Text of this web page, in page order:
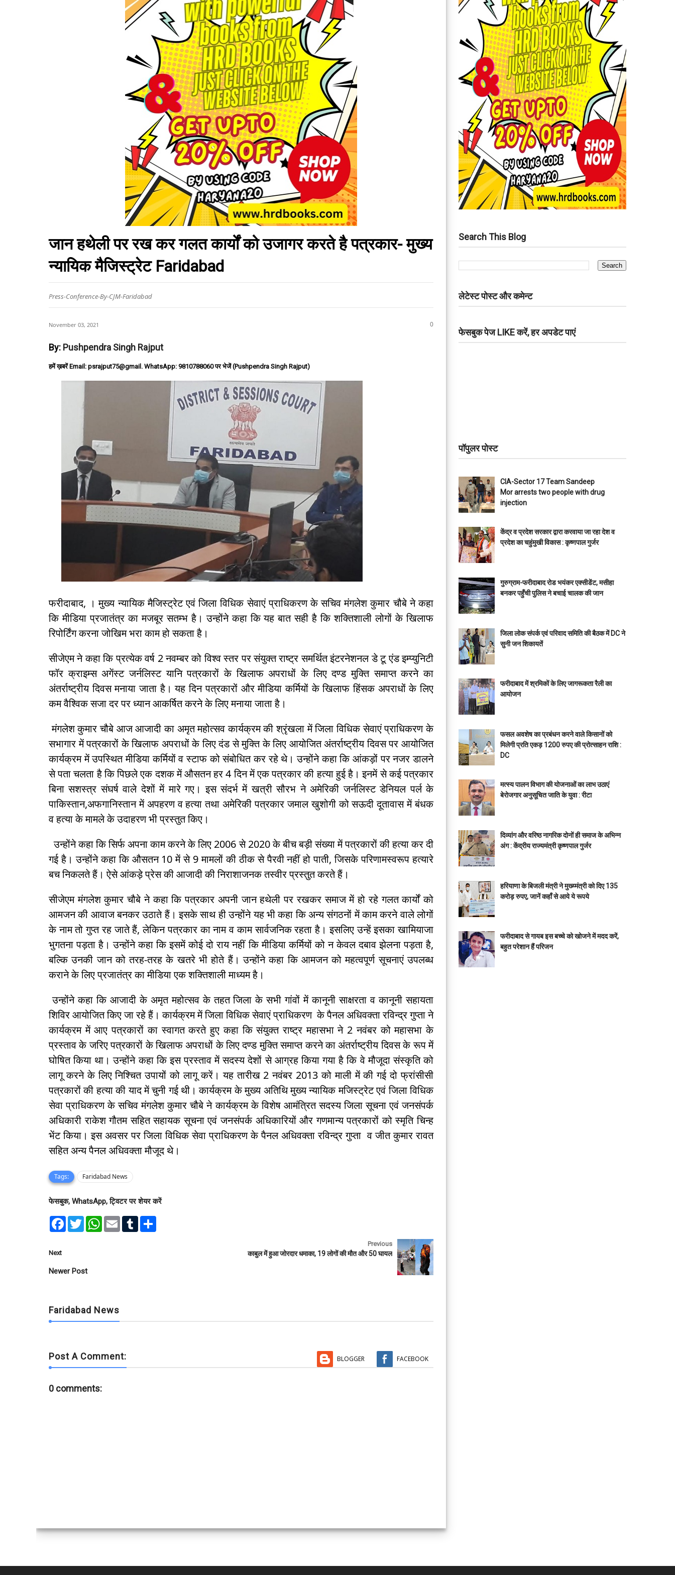
जान हथेली पर रख कर गलत कार्यों को उजागर करते है पत्रकार- मुख्य
न्यायिक मैजिस्ट्रेट Faridabad
Press-Conference-By-CJM-Faridabad
November 03, 2021 0
By: Pushpendra Singh Rajput
हमें ख़बरें Email: psrajput75@gmail. WhatsApp: 9810788060 पर भेजें (Pushpendra Singh Rajput)
फरीदाबाद, । मुख्य न्यायिक मैजिस्ट्रेट एवं जिला विधिक सेवाएं प्राधिकरण के सचिव मंगलेश कुमार चौबे ने कहा
कि मीडिया प्रजातंत्र का मजबूर सतम्भ है। उन्होंने कहा कि यह बात सही है कि शक्तिशाली लोगों के खिलाफ
रिपोर्टिंग करना जोखिम भरा काम हो सकता है।
सीजेएम ने कहा कि प्रत्येक वर्ष 2 नवम्बर को विश्व स्तर पर संयुक्त राष्ट्र समर्थित इंटरनेशनल डे टू एंड इम्प्युनिटी
फॉर क्राइम्स अगेंस्ट जर्नलिस्ट यानि पत्रकारों के खिलाफ अपराधों के लिए दण्ड मुक्ति समाप्त करने का
अंतर्राष्ट्रीय दिवस मनाया जाता है। यह दिन पत्रकारों और मीडिया कर्मियों के खिलाफ हिंसक अपराधों के लिए
कम वैश्विक सजा दर पर ध्यान आकर्षित करने के लिए मनाया जाता है।
मंगलेश कुमार चौबे आज आजादी का अमृत महोत्सव कार्यक्रम की श्रृंखला में जिला विधिक सेवाएं प्राधिकरण के
सभागार में पत्रकारों के खिलाफ अपराधों के लिए दंड से मुक्ति के लिए आयोजित अंतर्राष्ट्रीय दिवस पर आयोजित
कार्यक्रम में उपस्थित मीडिया कर्मियों व स्टाफ को संबोधित कर रहे थे। उन्होंने कहा कि आंकड़ों पर नजर डालने
से पता चलता है कि पिछले एक दशक में औसतन हर 4 दिन में एक पत्रकार की हत्या हुई है। इनमें से कई पत्रकार
बिना सशस्त्र संघर्ष वाले देशों में मारे गए। इस संदर्भ में खत्री सौरभ ने अमेरिकी जर्नलिस्ट डेनियल पर्ल के
पाकिस्तान,अफगानिस्तान में अपहरण व हत्या तथा अमेरिकी पत्रकार जमाल खुशोगी को सऊदी दूतावास में बंधक
व हत्या के मामले के उदाहरण भी प्रस्तुत किए।
उन्होंने कहा कि सिर्फ अपना काम करने के लिए 2006 से 2020 के बीच बड़ी संख्या में पत्रकारों की हत्या कर दी
गई है। उन्होंने कहा कि औसतन 10 में से 9 मामलों की ठीक से पैरवी नहीं हो पाती, जिसके परिणामस्वरूप हत्यारे
बच निकलते हैं। ऐसे आंकड़े प्रेस की आजादी की निराशाजनक तस्वीर प्रस्तुत करते हैं।
सीजेएम मंगलेश कुमार चौबे ने कहा कि पत्रकार अपनी जान हथेली पर रखकर समाज में हो रहे गलत कार्यों को
आमजन की आवाज बनकर उठाते हैं। इसके साथ ही उन्होंने यह भी कहा कि अन्य संगठनों में काम करने वाले लोगों
के नाम तो गुप्त रह जाते हैं, लेकिन पत्रकार का नाम व काम सार्वजनिक रहता है। इसलिए उन्हें इसका खामियाजा
भुगतना पड़ता है। उन्होंने कहा कि इसमें कोई दो राय नहीं कि मीडिया कर्मियों को न केवल दबाव झेलना पड़ता है,
बल्कि उनकी जान को तरह-तरह के खतरे भी होते हैं। उन्होंने कहा कि आमजन को महत्वपूर्ण सूचनाएं उपलब्ध
कराने के लिए प्रजातंत्र का मीडिया एक शक्तिशाली माध्यम है।
उन्होंने कहा कि आजादी के अमृत महोत्सव के तहत जिला के सभी गांवों में कानूनी साक्षरता व कानूनी सहायता
शिविर आयोजित किए जा रहे हैं। कार्यक्रम में जिला विधिक सेवाएं प्राधिकरण के पैनल अधिवक्ता रविन्द्र गुप्ता ने
कार्यक्रम में आए पत्रकारों का स्वागत करते हुए कहा कि संयुक्त राष्ट्र महासभा ने 2 नवंबर को महासभा के
प्रस्ताव के जरिए पत्रकारों के खिलाफ अपराधों के लिए दण्ड मुक्ति समाप्त करने का अंतर्राष्ट्रीय दिवस के रूप में
घोषित किया था। उन्होंने कहा कि इस प्रस्ताव में सदस्य देशों से आग्रह किया गया है कि वे मौजूदा संस्कृति को
लागू करने के लिए निश्चित उपायों को लागू करें। यह तारीख 2 नवंबर 2013 को माली में की गई दो फ्रांसीसी
पत्रकारों की हत्या की याद में चुनी गई थी। कार्यक्रम के मुख्य अतिथि मुख्य न्यायिक मजिस्ट्रेट एवं जिला विधिक
सेवा प्राधिकरण के सचिव मंगलेश कुमार चौबे ने कार्यक्रम के विशेष आमंत्रित सदस्य जिला सूचना एवं जनसंपर्क
अधिकारी राकेश गौतम सहित सहायक सूचना एवं जनसंपर्क अधिकारियों और गणमान्य पत्रकारों को स्मृति चिन्ह
भेंट किया। इस अवसर पर जिला विधिक सेवा प्राधिकरण के पैनल अधिवक्ता रविन्द्र गुप्ता व जीत कुमार रावत
सहित अन्य पैनल अधिवक्ता मौजूद थे।
Tags: Faridabad News
फेसबुक, WhatsApp, ट्विटर पर शेयर करें
F
o
k
T
w
r
W
E
T
Next
Newer Post
Previous
काबुल में हुआ जोरदार धमाका, 19 लोगों की मौत और 50 घायल
Faridabad News
Post A Comment: BLOGGER FACEBOOK
0 comments:
Search This Blog
लेटेस्ट पोस्ट और कमेन्ट
फेसबुक पेज LIKE करें, हर अपडेट पाएं
पॉपुलर पोस्ट
CIA-Sector 17 Team Sandeep
Mor arrests two people with drug
injection
केंद्र व प्रदेश सरकार द्वारा करवाया जा रहा देश व
प्रदेश का चहुंमुखी विकास : कृष्णपाल गुर्जर
गुरुग्राम-फरीदाबाद रोड भयंकर एक्सीडेंट, मसीहा
बनकर पहुँची पुलिस ने बचाई चालक की जान
जिला लोक संपर्क एवं परिवाद समिति की बैठक में DC ने
सुनी जन शिकायतें
फरीदाबाद में श्रमिकों के लिए जागरूकता रैली का
आयोजन
फसल अवशेष का प्रबंधन करने वाले किसानों को
मिलेगी प्रति एकड़ 1200 रुपए की प्रोत्साहन राशि :
DC
मत्स्य पालन विभाग की योजनाओं का लाभ उठाएं
बेरोजगार अनुसूचित जाति के युवा : रीटा
दिव्यांग और वरिष्ठ नागरिक दोनों ही समाज के अभिन्न
अंग : केंद्रीय राज्यमंत्री कृष्णपाल गुर्जर
हरियाणा के बिजली मंत्री ने मुख्य्मंत्री को दिए 135
करोड़ रुपए, जानें कहाँ से आये ये रूपये
फरीदाबाद से गायब इस बच्चे को खोजने में मदद करें,
बहुत परेशान हैं परिजन